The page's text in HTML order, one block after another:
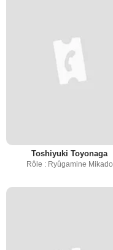
Toshiyuki Toyonaga
Rôle : Ryûgamine Mikado